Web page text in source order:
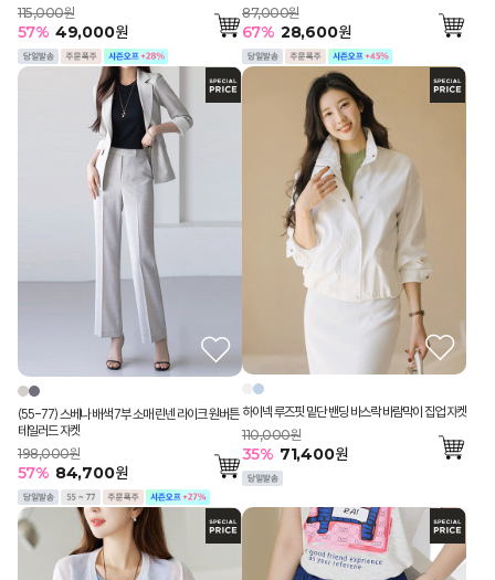
115,000원
57% 49,000원
87,000원
67% 28,600원
(55-77) 스베나 배색 7부 소매 린넨 라이크 원버튼
테일러드 자켓
198,000원
57% 84,700원
하이넥 루즈핏 밑단 밴딩 바스락 바람막이 집업 자켓
110,000원
35% 71,400원